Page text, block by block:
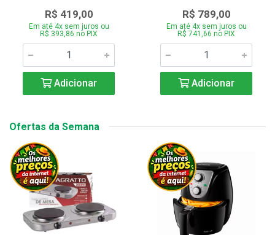
R$ 419,00
Em até 4x sem juros ou
R$ 393,86 no PIX
Adicionar
R$ 789,00
Em até 4x sem juros ou
R$ 741,66 no PIX
Adicionar
Ofertas da Semana